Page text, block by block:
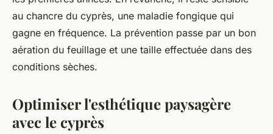
au chancre du cyprès, une maladie fongique qui
gagne en fréquence. La prévention passe par un bon
aération du feuillage et une taille effectuée dans des
conditions sèches.
Optimiser l'esthétique paysagère
avec le cyprès